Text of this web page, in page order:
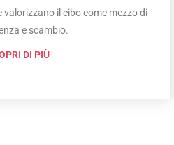
valorizzano il cibo come mezzo di
e scambio.
DI PIÙ